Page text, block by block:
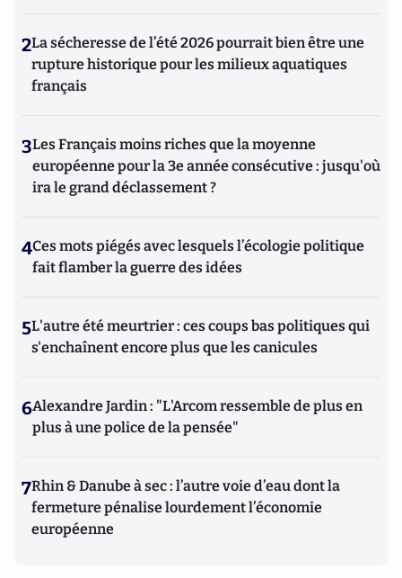
2La sécheresse de l’été 2026 pourrait bien être une
rupture historique pour les milieux aquatiques
français
3Les Français moins riches que la moyenne
européenne pour la 3e année consécutive : jusqu'où
ira le grand déclassement ?
4Ces mots piégés avec lesquels l’écologie politique
fait flamber la guerre des idées
5L'autre été meurtrier : ces coups bas politiques qui
s'enchaînent encore plus que les canicules
6Alexandre Jardin : "L'Arcom ressemble de plus en
plus à une police de la pensée"
7Rhin & Danube à sec : l’autre voie d’eau dont la
fermeture pénalise lourdement l’économie
européenne